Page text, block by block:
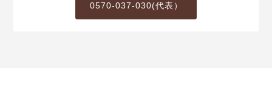
0570-037-030(代表）